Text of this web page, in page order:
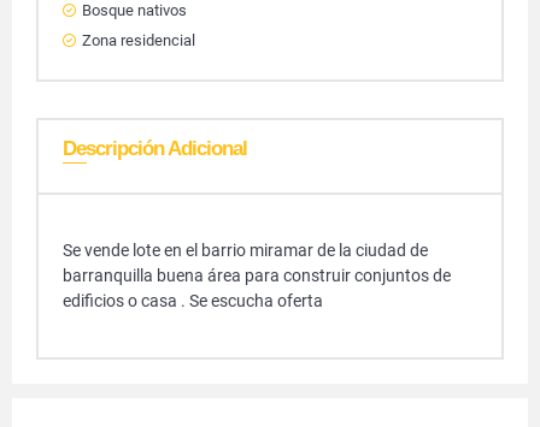
Bosque nativos
Zona residencial
Descripción Adicional
Se vende lote en el barrio miramar de la ciudad de
barranquilla buena área para construir conjuntos de
edificios o casa . Se escucha oferta